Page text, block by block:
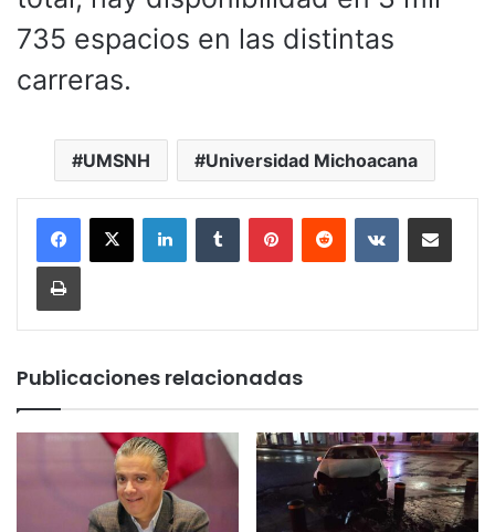
735 espacios en las distintas
carreras.
UMSNH Universidad Michoacana
LinkedInTumblr PinterestReddit VKontakteCompartir por
Imprimir
Publicaciones relacionadas